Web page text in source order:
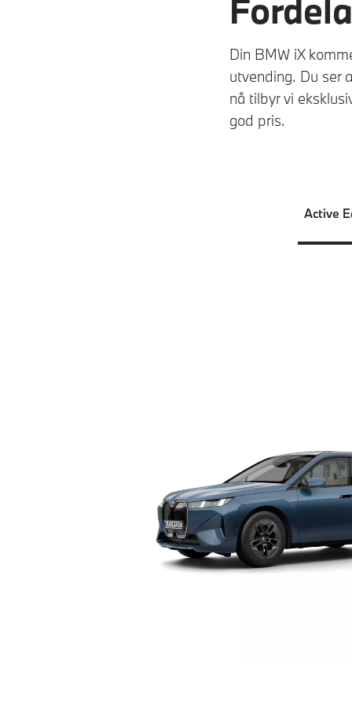
Din BMW iX
utvending. Du ser
nå tilbyr vi
god pris.
Active